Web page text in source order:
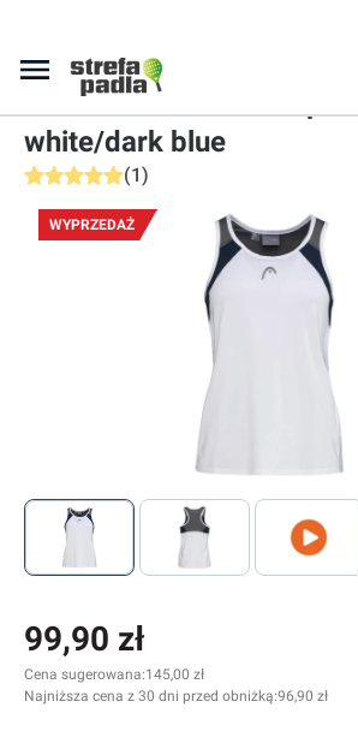
Damski top
Head Club 22 Tank Top W -
white/dark blue
(1)
WYPRZEDAŻ
99,90 zł
Cena sugerowana:145,00 zł
Najniższa cena z 30 dni przed obniżką:96,90 zł